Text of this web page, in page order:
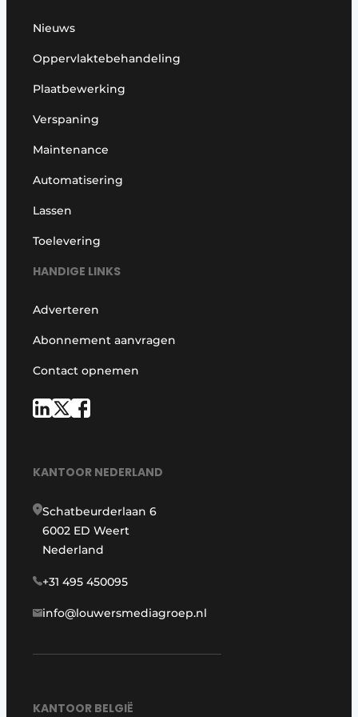
Nieuws
Oppervlaktebehandeling
Plaatbewerking
Verspaning
Maintenance
Automatisering
Lassen
Toelevering
HANDIGE LINKS
Adverteren
Abonnement aanvragen
Contact opnemen
KANTOOR NEDERLAND
Schatbeurderlaan 6
6002 ED Weert
Nederland
+31 495 450095
info@louwersmediagroep.nl
KANTOOR BELGIË